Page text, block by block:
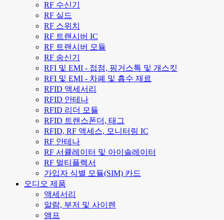
RF 수신기
RF 실드
RF 스위치
RF 트랜시버 IC
RF 트랜시버 모듈
RF 송신기
RFI 및 EMI - 접점, 핑거스톡 및 개스킷
RFI 및 EMI - 차폐 및 흡수 재료
RFID 액세서리
RFID 안테나
RFID 리더 모듈
RFID 트랜스폰더, 태그
RFID, RF 액세스, 모니터링 IC
RF 안테나
RF 서큘레이터 및 아이솔레이터
RF 멀티플렉서
가입자 식별 모듈(SIM) 카드
오디오 제품
액세서리
알람, 부저 및 사이렌
앰프